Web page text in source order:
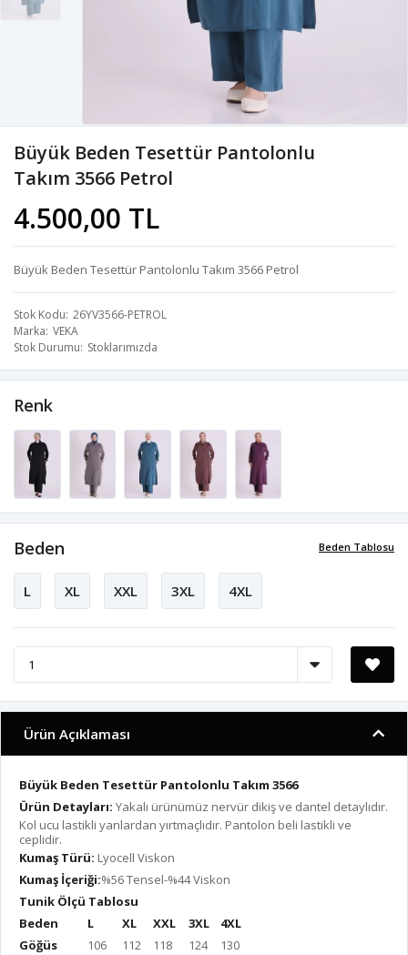
Büyük Beden Tesettür Pantolonlu
Takım 3566 Petrol
4.500,00 TL
Büyük Beden Tesettür Pantolonlu Takım 3566 Petrol
Stok Kodu 26YV3566-PETROL
Marka VEKA
Stok Durumu Stoklarımızda
Renk
Beden Tablosu
Beden
L XL XXL 3XL 4XL
Ürün Açıklaması
Büyük Beden Tesettür Pantolonlu Takım 3566
Ürün Detayları: Yakalı ürünümüz nervür dikiş ve dantel detaylıdır.
Kol ucu lastikli yanlardan yırtmaçlıdır. Pantolon beli lastikli ve
ceplidir.
Kumaş Türü: Lyocell Viskon
Kumaş İçeriği:%56 Tensel-%44 Viskon
Tunik Ölçü Tablosu
Beden
L XL XXL 3XL
4XL
Göğüs
106 112 118 124
130